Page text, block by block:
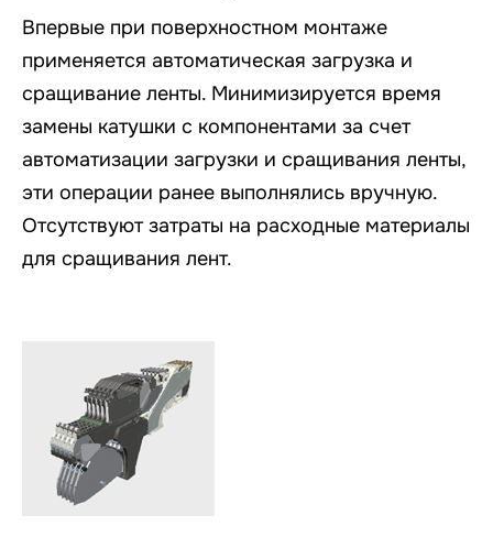
Впервые при поверхностном монтаже
применяется автоматическая загрузка и
сращивание ленты. Минимизируется время
замены катушки с компонентами за счет
автоматизации загрузки и сращивания ленты,
эти операции ранее выполнялись вручную.
Отсутствуют затраты на расходные материалы
для сращивания лент.